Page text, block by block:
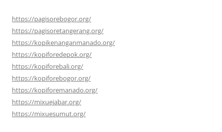
https://pagisorebogor.org/
https://pagisoretangerang.org/
https://kopikenanganmanado.org/
https://kopiforedepok.org/
https://kopiforebali.org/
https://kopiforebogor.org/
https://kopiforemanado.org/
https://mixuejabar.org/
https://mixuesumut.org/